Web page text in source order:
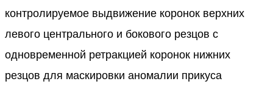
контролируемое выдвижение коронок верхних
левого центрального и бокового резцов с
одновременной ретракцией коронок нижних
резцов для маскировки аномалии прикуса